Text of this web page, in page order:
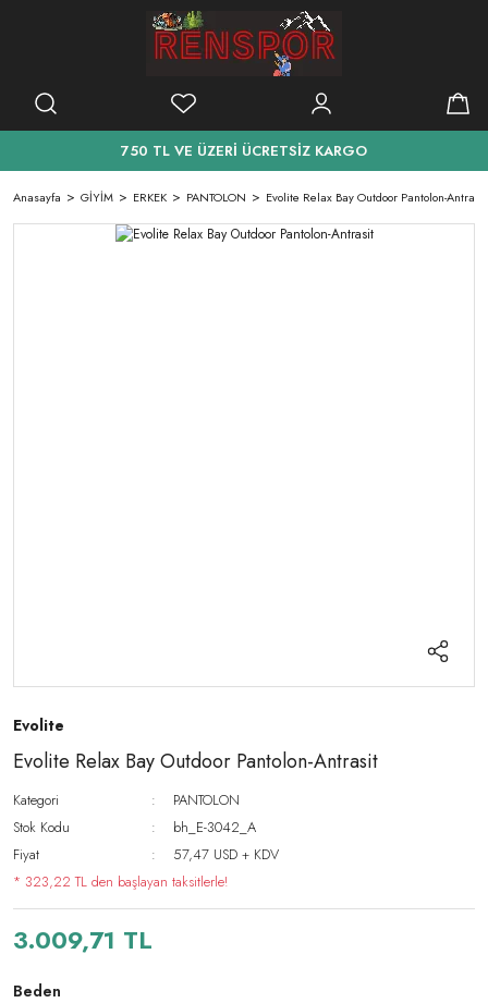
750 TL VE ÜZERİ ÜCRETSİZ KARGO
Anasayfa GİYİM ERKEK PANTOLON Evolite Relax Bay Outdoor Pantolon-Antrasit
Evolite
Evolite Relax Bay Outdoor Pantolon-Antrasit
Kategori
PANTOLON
Stok Kodu
bh_E-3042_A
Fiyat
57,47 USD + KDV
* 323,22 TL den başlayan taksitlerle!
3.009,71 TL
Beden